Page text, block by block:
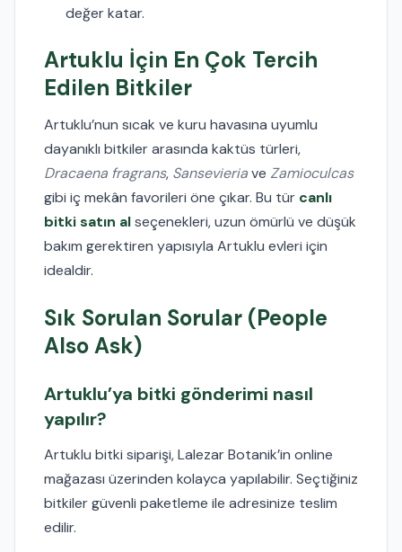
değer katar.
Artuklu İçin En Çok Tercih
Edilen Bitkiler
Artuklu’nun sıcak ve kuru havasına uyumlu
dayanıklı bitkiler arasında kaktüs türleri,
Dracaena fragrans, Sansevieriave Zamioculcas
gibi iç mekân favorileri öne çıkar. Bu tür canlı
bitki satın alseçenekleri, uzun ömürlü ve düşük
bakım gerektiren yapısıyla Artuklu evleri için
idealdir.
Sık Sorulan Sorular (People
Also Ask)
Artuklu’ya bitki gönderimi nasıl
yapılır?
Artuklu bitki siparişi, Lalezar Botanik’in online
mağazası üzerinden kolayca yapılabilir. Seçtiğiniz
bitkiler güvenli paketleme ile adresinize teslim
edilir.